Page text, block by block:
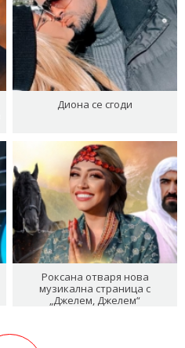
Диона се сгоди
Роксана отваря нова
музикална страница с
„Джелем, Джелем“